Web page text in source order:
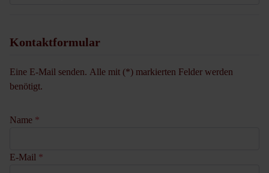
Kontaktformular
Eine E-Mail senden. Alle mit (*) markierten Felder werden
benötigt.
Name *
E-Mail *